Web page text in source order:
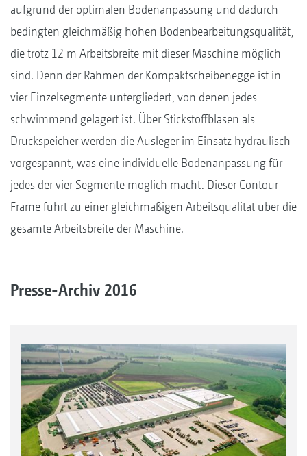
aufgrund der optimalen Bodenanpassung und dadurch
bedingten gleichmäßig hohen Bodenbearbeitungsqualität,
die trotz 12 m Arbeitsbreite mit dieser Maschine möglich
sind. Denn der Rahmen der Kompaktscheibenegge ist in
vier Einzelsegmente untergliedert, von denen jedes
schwimmend gelagert ist. Über Stickstoffblasen als
Druckspeicher werden die Ausleger im Einsatz hydraulisch
vorgespannt, was eine individuelle Bodenanpassung für
jedes der vier Segmente möglich macht. Dieser Contour
Frame führt zu einer gleichmäßigen Arbeitsqualität über die
gesamte Arbeitsbreite der Maschine.
Presse-Archiv 2016